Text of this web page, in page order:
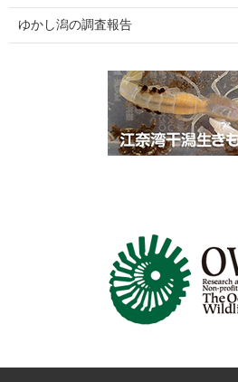
ゆかし潟の調査報告